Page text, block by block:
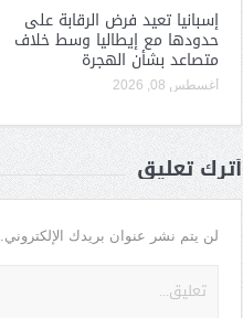
إسبانيا تعيد فرض الرقابة على
حدودها مع إيطاليا وسط خلاف
متصاعد بشأن الهجرة
أغسطس 08, 2026
أترك تعليق
لن يتم نشر عنوان بريدك الإلكتروني.